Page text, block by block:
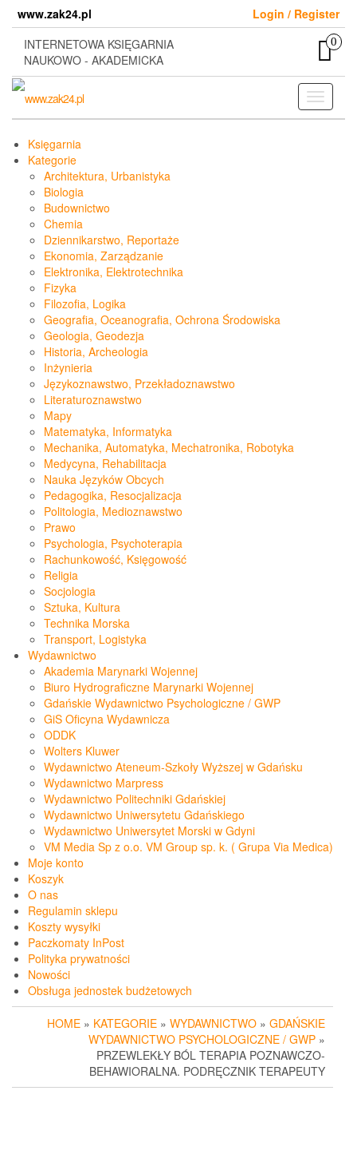
content
www.zak24.pl
Login / Register
INTERNETOWA KSIĘGARNIA
NAUKOWO - AKADEMICKA
0
Toggle
Księgarnia
Kategorie
Architektura, Urbanistyka
Biologia
Budownictwo
Chemia
Dziennikarstwo, Reportaże
Ekonomia, Zarządzanie
Elektronika, Elektrotechnika
Fizyka
Filozofia, Logika
Geografia, Oceanografia, Ochrona Środowiska
Geologia, Geodezja
Historia, Archeologia
Inżynieria
Językoznawstwo, Przekładoznawstwo
Literaturoznawstwo
Mapy
Matematyka, Informatyka
Mechanika, Automatyka, Mechatronika, Robotyka
Medycyna, Rehabilitacja
Nauka Języków Obcych
Pedagogika, Resocjalizacja
Politologia, Medioznawstwo
Prawo
Psychologia, Psychoterapia
Rachunkowość, Księgowość
Religia
Socjologia
Sztuka, Kultura
Technika Morska
Transport, Logistyka
Wydawnictwo
Akademia Marynarki Wojennej
Biuro Hydrograficzne Marynarki Wojennej
Gdańskie Wydawnictwo Psychologiczne / GWP
GiS Oficyna Wydawnicza
ODDK
Wolters Kluwer
Wydawnictwo Ateneum-Szkoły Wyższej w Gdańsku
Wydawnictwo Marpress
Wydawnictwo Politechniki Gdańskiej
Wydawnictwo Uniwersytetu Gdańskiego
Wydawnictwo Uniwersytet Morski w Gdyni
VM Media Sp z o.o. VM Group sp. k. ( Grupa Via Medica)
Moje konto
Koszyk
O nas
Regulamin sklepu
Koszty wysyłki
Paczkomaty InPost
Polityka prywatności
Nowości
Obsługa jednostek budżetowych
HOME » KATEGORIE » WYDAWNICTWO » GDAŃSKIE
WYDAWNICTWO PSYCHOLOGICZNE / GWP »
PRZEWLEKŁY BÓL TERAPIA POZNAWCZO-
BEHAWIORALNA. PODRĘCZNIK TERAPEUTY